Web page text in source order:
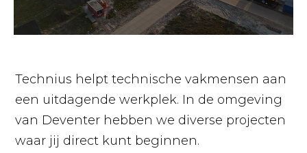
Technius helpt technische vakmensen aan
een uitdagende werkplek. In de omgeving
van Deventer hebben we diverse projecten
waar jij direct kunt beginnen.